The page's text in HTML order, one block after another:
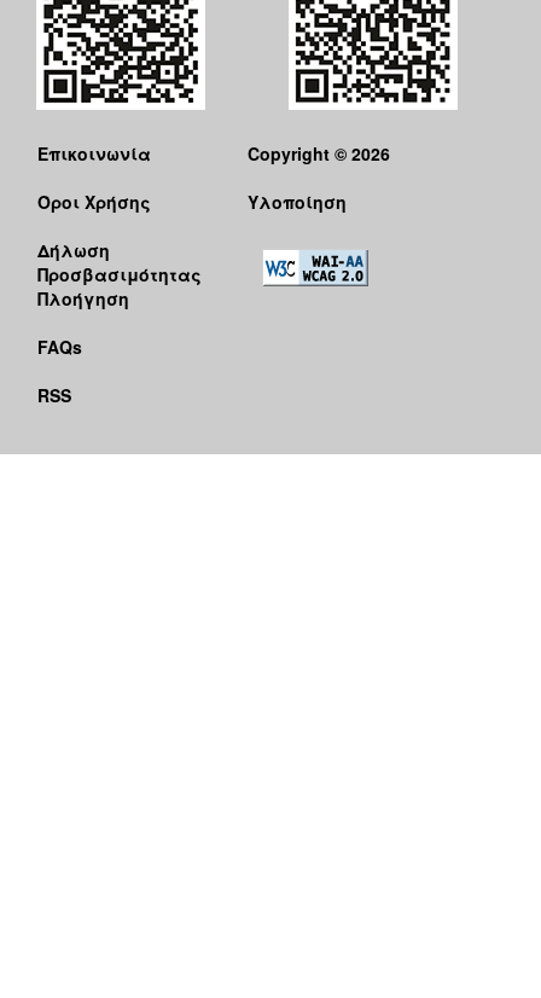
Επικοινωνία
Όροι Χρήσης
Δήλωση
Προσβασιμότητας
Πλοήγηση
FAQs
RSS
Copyright © 2026
Υλοποίηση